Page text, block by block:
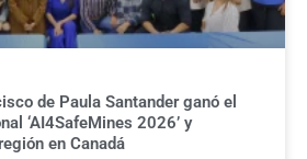
de Paula Santander ganó el
‘AI4SafeMines 2026’ y
en Canadá